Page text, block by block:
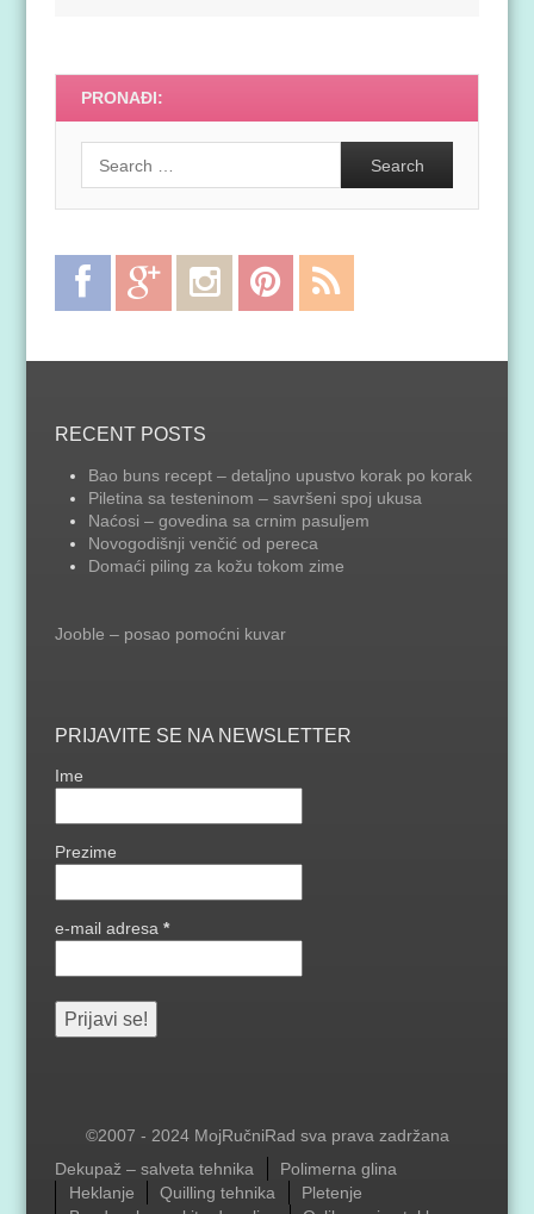
PRONAĐI:
Facebook
Google InstagramPinterest
Feed
RECENT POSTS
Bao buns recept – detaljno upustvo korak po korak
Piletina sa testeninom – savršeni spoj ukusa
Naćosi – govedina sa crnim pasuljem
Novogodišnji venčić od pereca
Domaći piling za kožu tokom zime
Jooble – posao pomoćni kuvar
PRIJAVITE SE NA NEWSLETTER
Ime
Prezime
e-mail adresa*
©2007 - 2024 MojRučniRad sva prava zadržana
Menu
Dekupaž – salveta tehnika
Polimerna glina
Heklanje
Quilling tehnika
Pletenje